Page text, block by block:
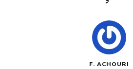
F. ACHOURI